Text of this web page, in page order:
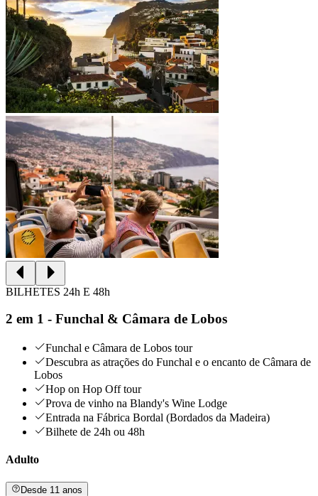
BILHETES 24h E 48h
2 em 1 - Funchal & Câmara de Lobos
Funchal e Câmara de Lobos tour
Descubra as atrações do Funchal e o encanto de Câmara de
Lobos
Hop on Hop Off tour
Prova de vinho na Blandy's Wine Lodge
Entrada na Fábrica Bordal (Bordados da Madeira)
Bilhete de 24h ou 48h
Adulto
Desde 11 anos